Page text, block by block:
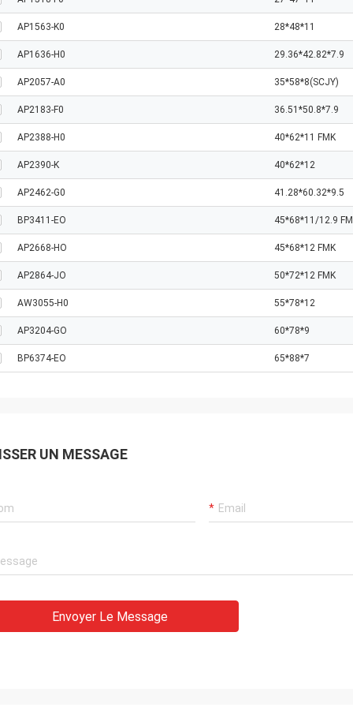
AP1563-K0 28*48*11
AP1636-H0 29.36*42.82*7.9
AP2057-A0 35*58*8(SCJY)
AP2183-F0 36.51*50.8*7.9
AP2388-H0 40*62*11 FMK
AP2390-K 40*62*12
AP2462-G0 41.28*60.32*9.5
BP3411-EO 45*68*11/12.9
AP2668-HO 45*68*12 FMK
AP2864-JO 50*72*12 FMK
AW3055-H0 55*78*12
AP3204-GO 60*78*9
BP6374-EO 65*88*7
UN MESSAGE
Envoyer Le Message